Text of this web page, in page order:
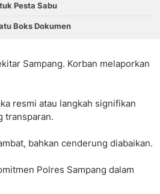
Pesta Sabu
Boks Dokumen
Sampang. Korban melaporkan
resmi atau langkah signifikan
transparan.
bahkan cenderung diabaikan.
Polres Sampang dalam